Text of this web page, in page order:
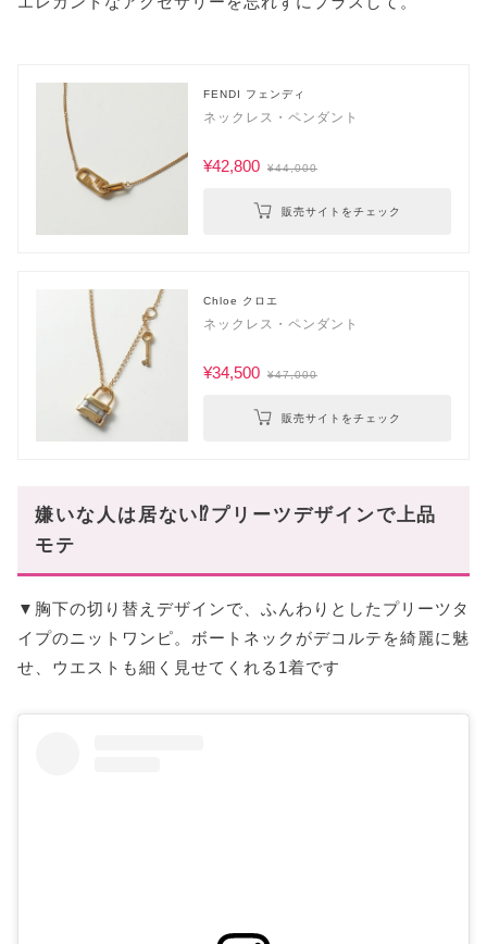
FENDI フェンディ
ネックレス・ペンダント
¥42,800 ¥44,000
販売サイトをチェック
Chloe クロエ
ネックレス・ペンダント
¥34,500 ¥47,000
販売サイトをチェック
嫌いな人は居ない⁉︎プリーツデザインで上品
モテ
▼胸下の切り替えデザインで、ふんわりとしたプリーツタ
イプのニットワンピ。ボートネックがデコルテを綺麗に魅
せ、ウエストも細く見せてくれる1着です